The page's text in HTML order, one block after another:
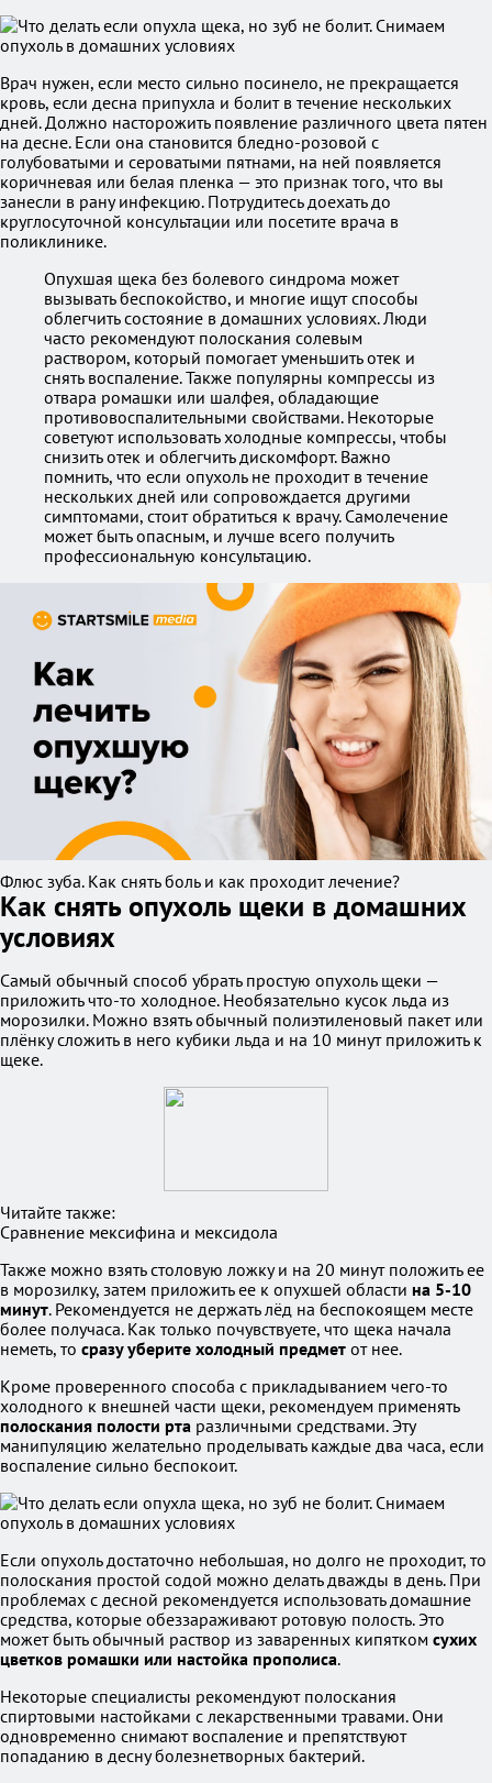
Врач нужен, если место сильно посинело, не прекращается
кровь, если десна припухла и болит в течение нескольких
дней. Должно насторожить появление различного цвета пятен
на десне. Если она становится бледно-розовой с
голубоватыми и сероватыми пятнами, на ней появляется
коричневая или белая пленка — это признак того, что вы
занесли в рану инфекцию. Потрудитесь доехать до
круглосуточной консультации или посетите врача в
поликлинике.
Опухшая щека без болевого синдрома может
вызывать беспокойство, и многие ищут способы
облегчить состояние в домашних условиях. Люди
часто рекомендуют полоскания солевым
раствором, который помогает уменьшить отек и
снять воспаление. Также популярны компрессы из
отвара ромашки или шалфея, обладающие
противовоспалительными свойствами. Некоторые
советуют использовать холодные компрессы, чтобы
снизить отек и облегчить дискомфорт. Важно
помнить, что если опухоль не проходит в течение
нескольких дней или сопровождается другими
симптомами, стоит обратиться к врачу. Самолечение
может быть опасным, и лучше всего получить
профессиональную консультацию.
Флюс зуба. Как снять боль и как проходит лечение?
Как снять опухоль щеки в домашних
условиях
Самый обычный способ убрать простую опухоль щеки —
приложить что-то холодное. Необязательно кусок льда из
морозилки. Можно взять обычный полиэтиленовый пакет или
плёнку сложить в него кубики льда и на 10 минут приложить к
щеке.
Читайте также:
Сравнение мексифина и мексидола
Также можно взять столовую ложку и на 20 минут положить ее
в морозилку, затем приложить ее к опухшей области на 5-10
минут. Рекомендуется не держать лёд на беспокоящем месте
более получаса. Как только почувствуете, что щека начала
неметь, то сразу уберите холодный предмет от нее.
Кроме проверенного способа с прикладыванием чего-то
холодного к внешней части щеки, рекомендуем применять
полоскания полости рта различными средствами. Эту
манипуляцию желательно проделывать каждые два часа, если
воспаление сильно беспокоит.
Если опухоль достаточно небольшая, но долго не проходит, то
полоскания простой содой можно делать дважды в день. При
проблемах с десной рекомендуется использовать домашние
средства, которые обеззараживают ротовую полость. Это
может быть обычный раствор из заваренных кипятком сухих
цветков ромашки или настойка прополиса.
Некоторые специалисты рекомендуют полоскания
спиртовыми настойками с лекарственными травами. Они
одновременно снимают воспаление и препятствуют
попаданию в десну болезнетворных бактерий.